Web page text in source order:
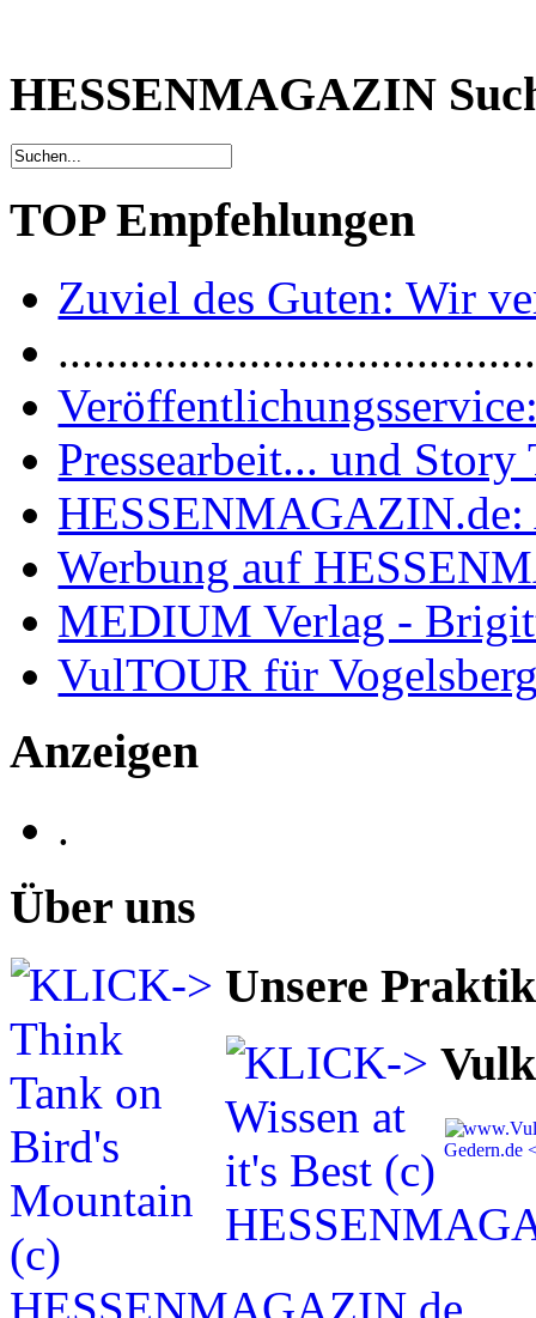
HESSENMAGAZIN
TOP Empfehlungen
Zuviel des Guten: Wir
Pressearbeit... und
HESSENMAGAZIN.de:
Werbung auf
MEDIUM Verlag -
VulTOUR für
Anzeigen
.
Über uns
Unsere